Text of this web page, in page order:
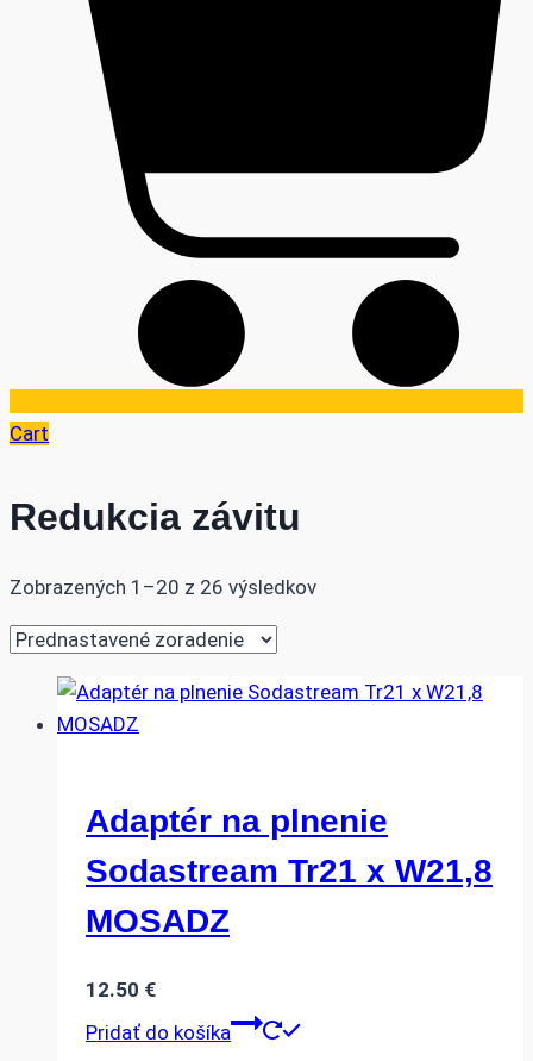
Cart
Redukcia závitu
Zobrazených 1–20 z 26 výsledkov
Adaptér na plnenie
Sodastream Tr21 x W21,8
MOSADZ
12.50 €
Pridať do košíka